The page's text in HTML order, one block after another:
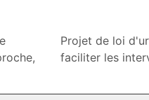
Projet de loi
faciliter les